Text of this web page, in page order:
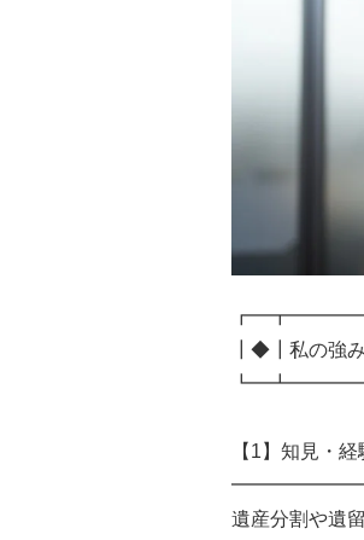
┃◆┃私の強み
【1】知見・
遺産分割や遺